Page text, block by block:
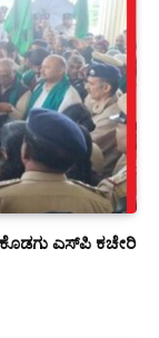
ಕೊಡಗು ಎಸ್‍ಪಿ ಕಚೇರಿ